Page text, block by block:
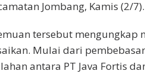
Jombang, Kamis (2/7).
tersebut mengungkap
Mulai dari
antara PT Java Fortis